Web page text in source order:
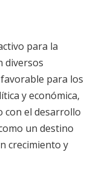
para la
diversos
para los
y económica,
con el desarrollo
un destino
crecimiento y